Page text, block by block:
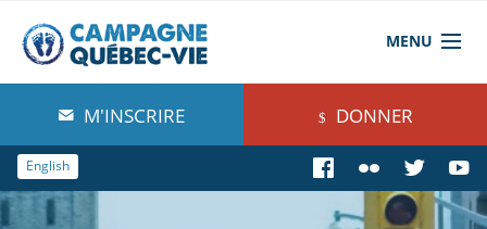
MENU
À propos de nous
Blog
Comprendre
M'INSCRIRE DONNER
English